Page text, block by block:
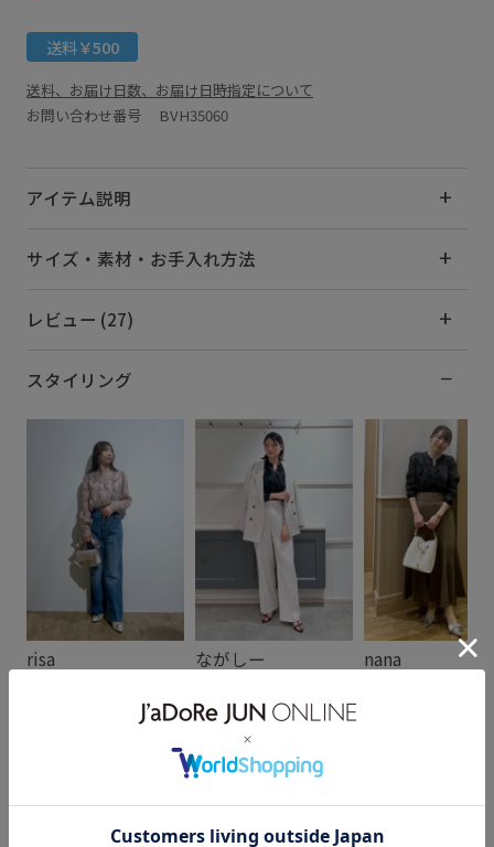
送料￥500
送料、お届け日数、お届け日時指定について
お問い合わせ番号 BVH35060
アイテム説明
サイズ・素材・お手入れ方法
レビュー (27)
スタイリング
risa ながしー nana